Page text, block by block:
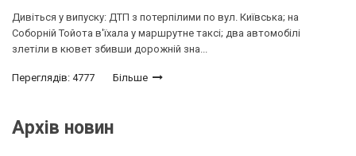
Дивіться у випуску: ДТП з потерпілими по вул. Київська; на
Соборній Тойота в'їхала у маршрутне таксі; два автомобілі
злетіли в кювет збивши дорожній зна...
Переглядів: 4777 Більше
Архів новин